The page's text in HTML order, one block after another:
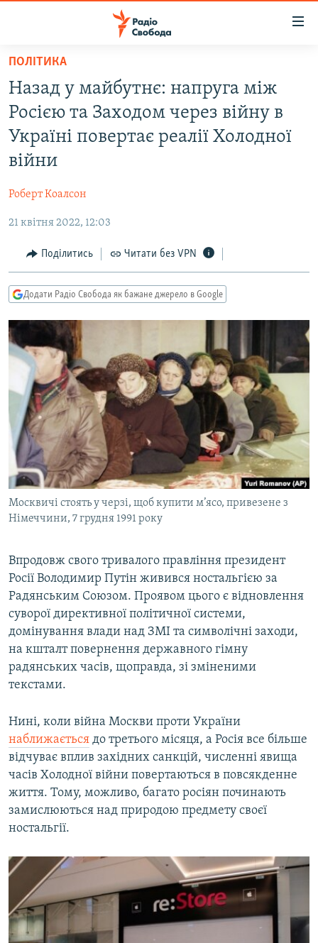
Перейти
основного
матеріалу
Перейти
до
основної
Перейти
до
РАДІО СВОБОДА – 70 РОКІВ
ВСЕ ЗА ДОБУ
СТАТТІ
ПОЛІТИКА
СУСПІЛЬСТВО
КУЛЬТУРА
СПОРТ
СВІТ
ВІЙНА
ДОНБАС.РЕАЛІЇ
КРИМ.РЕАЛІЇ
ТИ ЯК?
КИТАЙ.ВИКЛИКИ
МУЛЬТИМЕДІА
ФОТО
СПЕЦПРОЄКТИ
ПОДКАСТИ
КРИМ РЕАЛІЇ
РУС
УКР
КТАТ
ДОЛУЧАЙСЯ!
Усі сайти RFE/RL
ПОЛІТИКА
Назад у майбутнє: напруга між
Росією та Заходом через війну в
Україні повертає реалії Холодної
війни
Роберт Коалсон
21 квітня 2022, 12:03
Поділитись Читати без VPN
Додати Радіо Свобода як бажане джерело в Google
Москвичі стоять у черзі, щоб купити м’ясо, привезене з
Німеччини, 7 грудня 1991 року
Впродовж свого тривалого правління президент
Росії Володимир Путін живився ностальгією за
Радянським Союзом. Проявом цього є відновлення
суворої директивної політичної системи,
домінування влади над ЗМІ та символічні заходи,
на кшталт повернення державного гімну
радянських часів, щоправда, зі зміненими
текстами.
Нині, коли війна Москви проти України
наближається до третього місяця, а Росія все більше
відчуває вплив західних санкцій, численні явища
часів Холодної війни повертаються в повсякденне
життя. Тому, можливо, багато росіян починають
замислюються над природою предмету своєї
ностальгії.